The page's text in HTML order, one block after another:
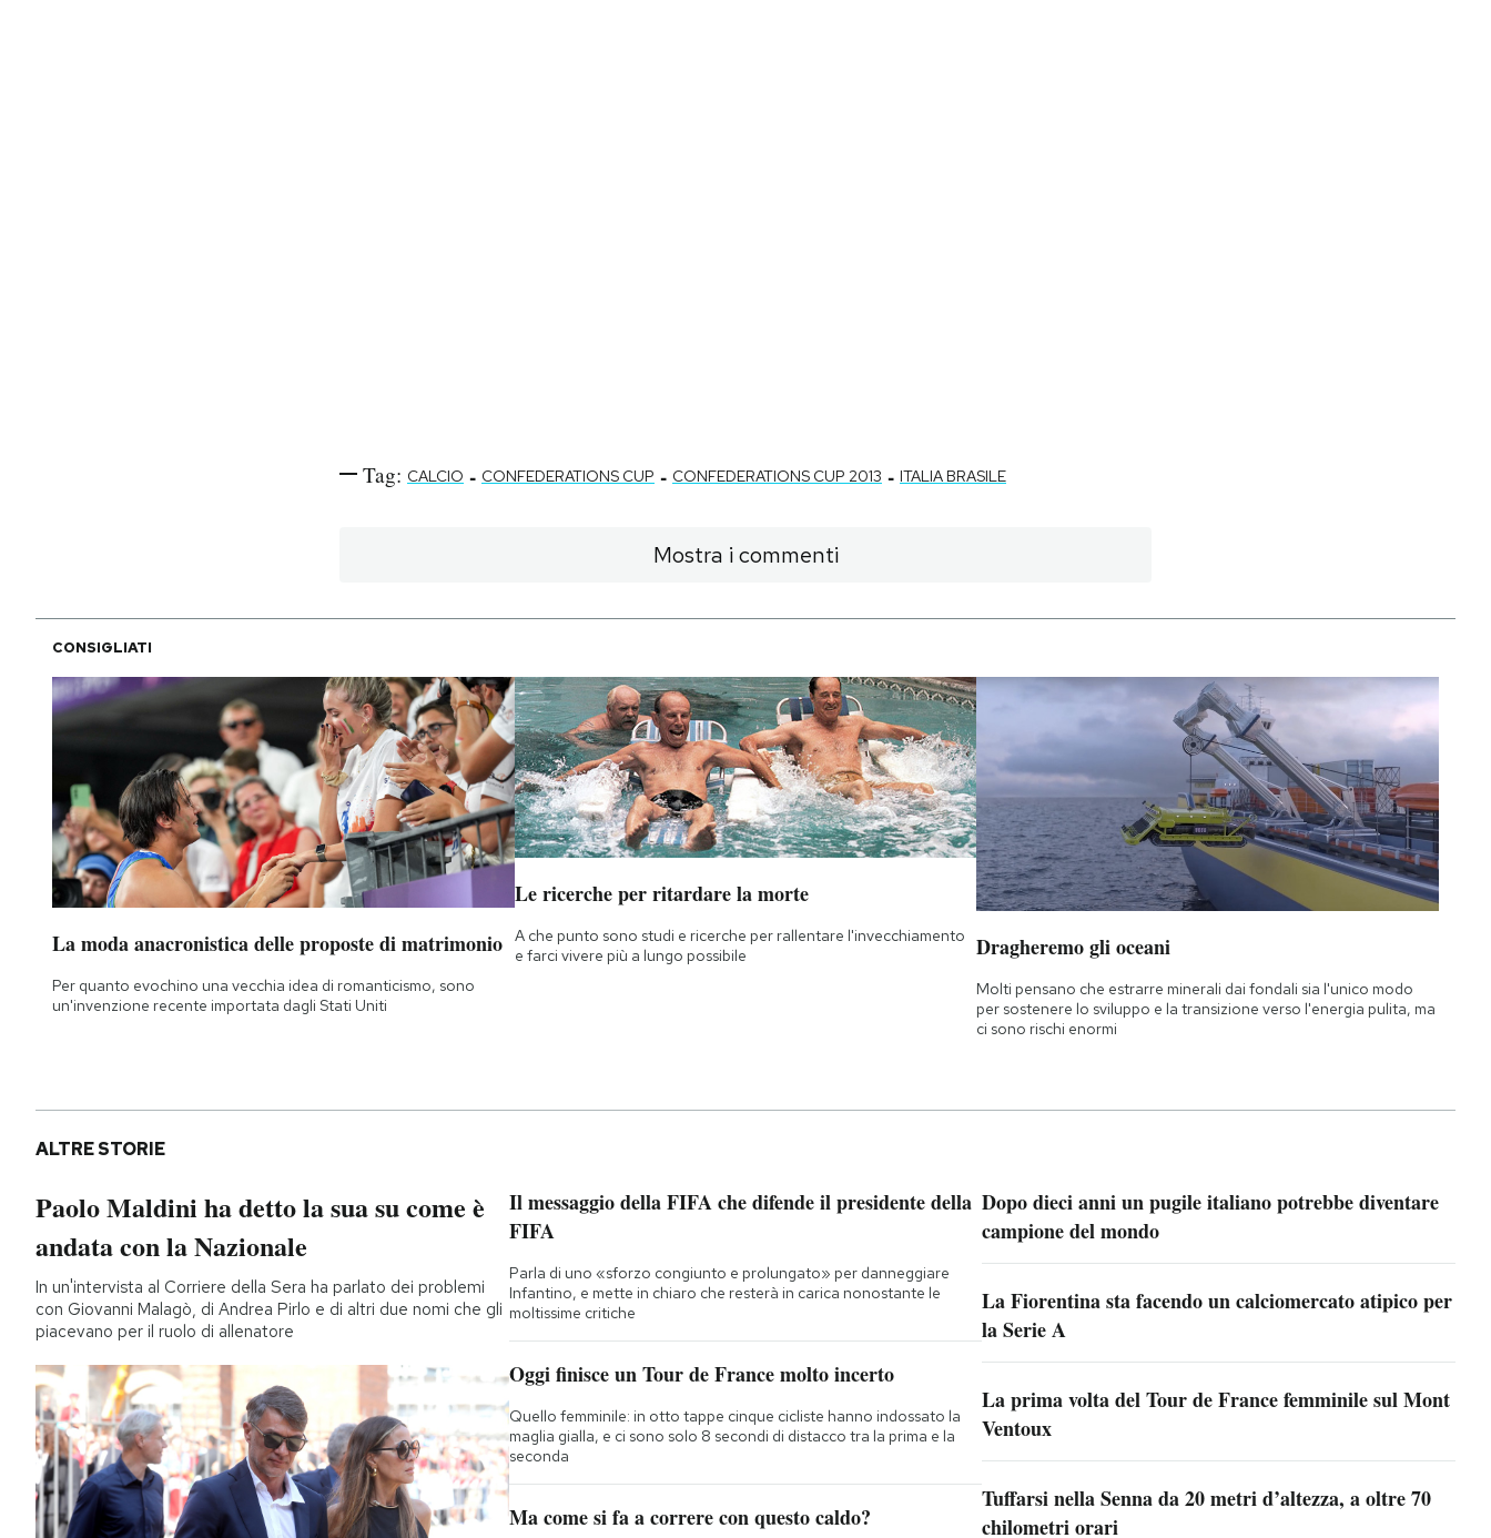
Tag: CALCIO - CONFEDERATIONS CUP - CONFEDERATIONS CUP 2013 - ITALIA BRASILE
Mostra i commenti
CONSIGLIATI
La moda anacronistica delle proposte di matrimonio
Per quanto evochino una vecchia idea di romanticismo, sono
un'invenzione recente importata dagli Stati Uniti
Le ricerche per ritardare la morte
A che punto sono studi e ricerche per rallentare l'invecchiamento
e farci vivere più a lungo possibile
Dragheremo gli oceani
Molti pensano che estrarre minerali dai fondali sia l'unico modo
per sostenere lo sviluppo e la transizione verso l'energia pulita, ma
ci sono rischi enormi
ALTRE STORIE
Paolo Maldini ha detto la sua su come è
andata con la Nazionale
In un'intervista al Corriere della Sera ha parlato dei problemi
con Giovanni Malagò, di Andrea Pirlo e di altri due nomi che gli
piacevano per il ruolo di allenatore
Il messaggio della FIFA che difende il presidente della
FIFA
Parla di uno «sforzo congiunto e prolungato» per danneggiare
Infantino, e mette in chiaro che resterà in carica nonostante le
moltissime critiche
Oggi finisce un Tour de France molto incerto
Quello femminile: in otto tappe cinque cicliste hanno indossato la
maglia gialla, e ci sono solo 8 secondi di distacco tra la prima e la
seconda
Ma come si fa a correre con questo caldo?
Dopo dieci anni un pugile italiano potrebbe diventare
campione del mondo
La Fiorentina sta facendo un calciomercato atipico per
la Serie A
La prima volta del Tour de France femminile sul Mont
Ventoux
Tuffarsi nella Senna da 20 metri d’altezza, a oltre 70
chilometri orari